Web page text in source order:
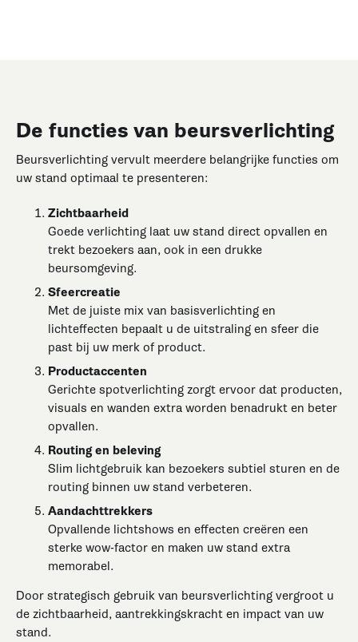
De functies van beursverlichting
Beursverlichting vervult meerdere belangrijke functies om
uw stand optimaal te presenteren:
Zichtbaarheid
Goede verlichting laat uw stand direct opvallen en
trekt bezoekers aan, ook in een drukke
beursomgeving.
Sfeercreatie
Met de juiste mix van basisverlichting en
lichteffecten bepaalt u de uitstraling en sfeer die
past bij uw merk of product.
Productaccenten
Gerichte spotverlichting zorgt ervoor dat producten,
visuals en wanden extra worden benadrukt en beter
opvallen.
Routing en beleving
Slim lichtgebruik kan bezoekers subtiel sturen en de
routing binnen uw stand verbeteren.
Aandachttrekkers
Opvallende lichtshows en effecten creëren een
sterke wow-factor en maken uw stand extra
memorabel.
Door strategisch gebruik van beursverlichting vergroot u
de zichtbaarheid, aantrekkingskracht en impact van uw
stand.